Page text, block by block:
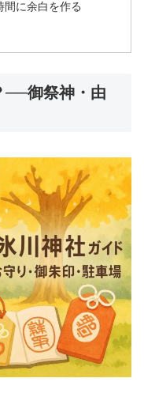
間に余白を作る
──御祭神・由